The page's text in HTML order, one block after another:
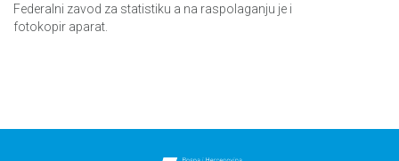
Federalni zavod za statistiku a na raspolaganju je i
fotokopir aparat.